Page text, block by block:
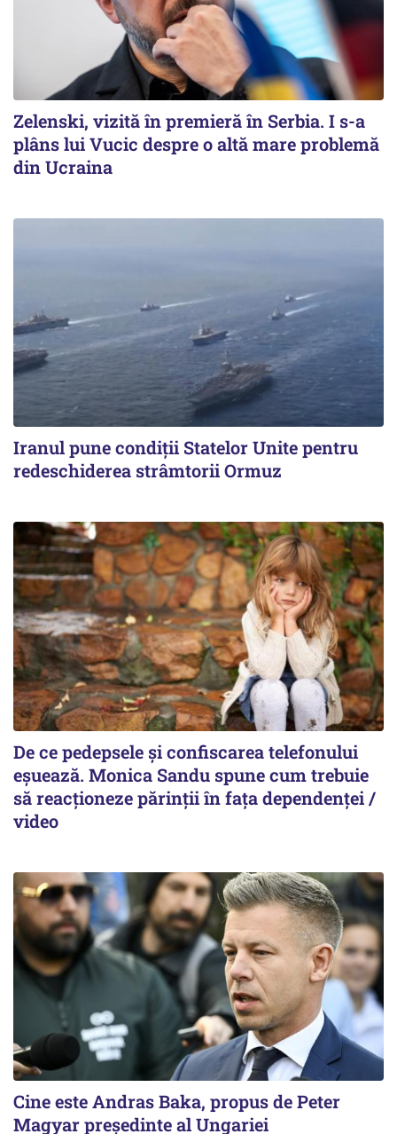
Zelenski, vizită în premieră în Serbia. I s-a
plâns lui Vucic despre o altă mare problemă
din Ucraina
Iranul pune condiții Statelor Unite pentru
redeschiderea strâmtorii Ormuz
De ce pedepsele și confiscarea telefonului
eșuează. Monica Sandu spune cum trebuie
să reacționeze părinții în fața dependenței /
video
Cine este Andras Baka, propus de Peter
Magyar președinte al Ungariei